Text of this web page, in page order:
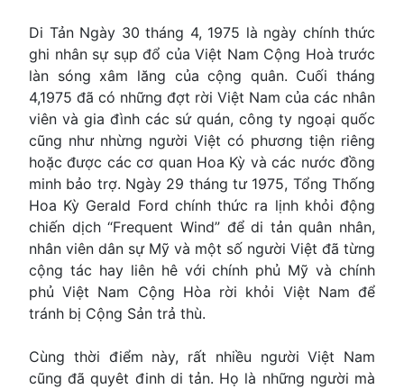
Di Tản Ngày 30 tháng 4, 1975 là ngày chính thức
ghi nhân sự sụp đổ của Việt Nam Cộng Hoà trước
làn sóng xâm lăng của cộng quân. Cuối tháng
4,1975 đã có những đợt rời Việt Nam của các nhân
viên và gia đình các sứ quán, công ty ngoại quốc
cũng như nhừng người Việt có phương tiện riêng
hoặc được các cơ quan Hoa Kỳ và các nước đồng
minh bảo trợ. Ngày 29 tháng tư 1975, Tổng Thống
Hoa Kỳ Gerald Ford chính thức ra lịnh khỏi động
chiến dịch “Frequent Wind” để di tản quân nhân,
nhân viên dân sự Mỹ và một số người Việt đã từng
cộng tác hay liên hê với chính phủ Mỹ và chính
phủ Việt Nam Cộng Hòa rời khỏi Việt Nam để
tránh bị Cộng Sản trả thù.
Cùng thời điểm này, rất nhiều người Việt Nam
cũng đã quyêt đinh di tản. Họ là những người mà